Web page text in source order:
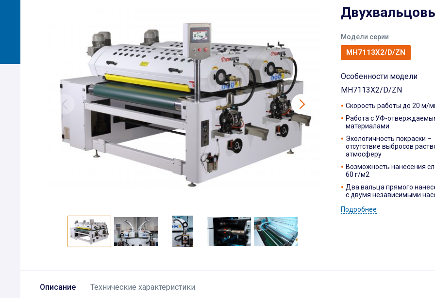
Модели серии
MH7113X2/D/ZN
Особенности модели
MH7113X2/D/ZN
Скорость работы до 20 м/
Работа с УФ-
материалами
Экологичность покраски –
отсутствие выбросов
атмосферу
Возможность нанесения
60 г/м2
Два вальца прямого
с двумя независимыми
Подробнее
Описание Технические характеристики